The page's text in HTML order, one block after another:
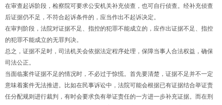
在审查起诉阶段，检察院可要求公安机关补充侦查，也可自行侦查。经补充侦查
后证据仍不足，不符合起诉条件的，应当作出不起诉决定。
在审判阶段，法院对证据不足、指控的犯罪不能成立的，应作出证据不足、指控
的犯罪不能成立的无罪判决。
总之，证据不足时，司法机关会依据法定程序处理，保障当事人合法权益，确保
司法公正。
当面临案件证据不足的情况时，不必过于惊慌。首先要清楚，证据不足并不一定
意味着案件无法推进。比如在民事诉讼中，法院可能会根据已有证据结合举证责
任分配规则进行裁判，有时会要求负有举证责任的一方进一步补充证据。而在刑